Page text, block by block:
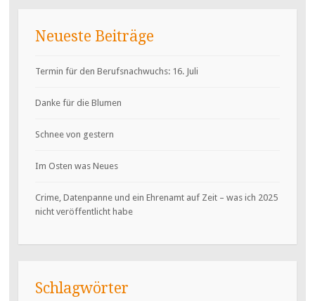
Neueste Beiträge
Termin für den Berufsnachwuchs: 16. Juli
Danke für die Blumen
Schnee von gestern
Im Osten was Neues
Crime, Datenpanne und ein Ehrenamt auf Zeit – was ich 2025
nicht veröffentlicht habe
Schlagwörter